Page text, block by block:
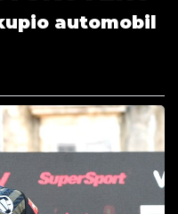
automobil